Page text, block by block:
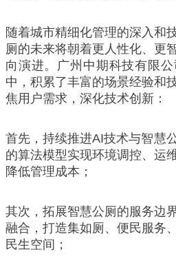
随着城市精细化管理的深入和
厕的未来将朝着更人性化、更
向演进。广州中期科技有限
中，积累了丰富的场景经验和
焦用户需求，深化技术创新：
首先，持续推进AI技术与智慧
的算法模型实现环境调控、运
降低管理成本；
其次，拓展智慧公厕的服务边
融合，打造集如厕、便民服务
民生空间；